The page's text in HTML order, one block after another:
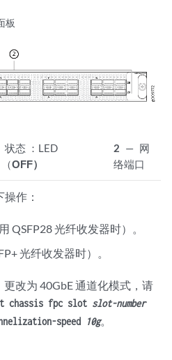
板
状态 ：LED
OFF）
2 — 网
络端口
作：
QSFP28 光纤收发器时）。
光纤收发器时）。
改为 40GbE 通道化模式，请
chassis fpc slot slot-number
speed 10g。